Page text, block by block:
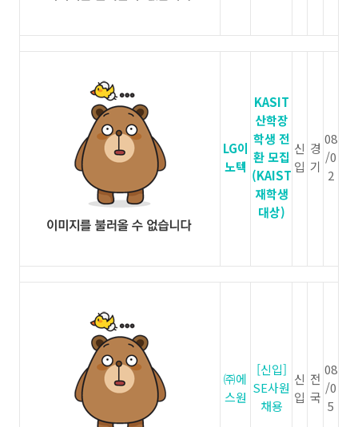
LG이
노텍
KASIT
산학장
학생 전
환 모집
(KAIST
재학생
대상)
신
입
경
기
08
/0
2
㈜에
스원
[신입]
SE사원
채용
신
입
전
국
08
/0
5